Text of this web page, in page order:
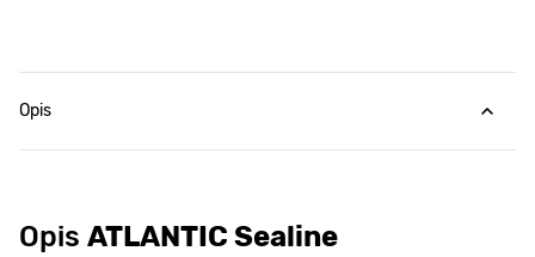
Opis
Opis ATLANTIC Sealine